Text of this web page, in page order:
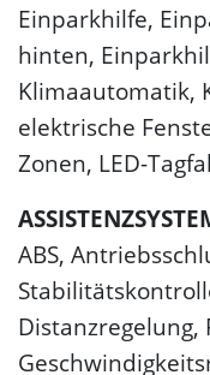
Einparkhilfe,
hinten,
Klimaautomatik,
elektrische
Zonen, LED-
ABS,
Distanzregelung,